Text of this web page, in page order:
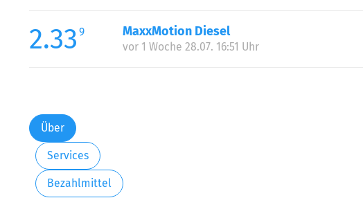
2.33 9 MaxxMotion Diesel
vor 1 Woche 28.07. 16:51 Uhr
Über
Services
Bezahlmittel